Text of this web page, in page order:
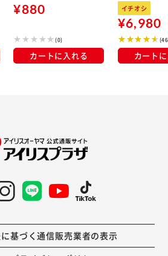
ング コンジュゲートゾ
¥880
(0)
カートに入れる
kg×3袋
イチオシ
¥6,980
カート
基づく通信販売業者の表示